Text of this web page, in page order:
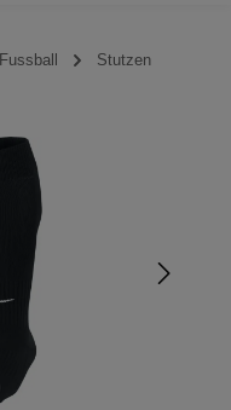
Fussball Stutzen